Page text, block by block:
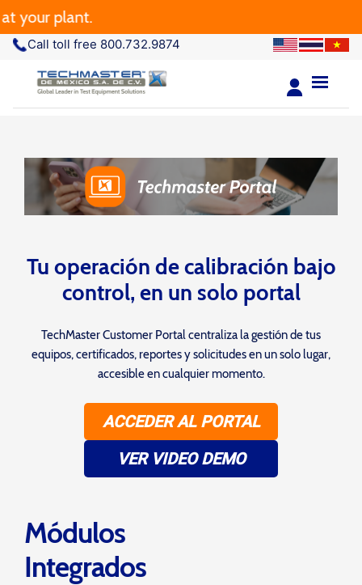
plant.
Call toll free 800.732.9874
Tu operación de calibración bajo
control, en un solo portal
TechMaster Customer Portal centraliza la gestión de tus
equipos, certificados, reportes y solicitudes en un solo lugar,
accesible en cualquier momento.
ACCEDER AL PORTAL
VER VIDEO DEMO
Módulos
Integrados